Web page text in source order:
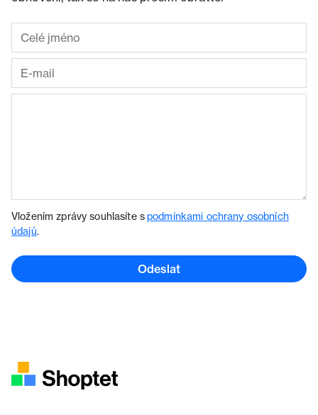
Vložením zprávy souhlasíte spodmínkami ochrany osobních
údajů.
Odeslat